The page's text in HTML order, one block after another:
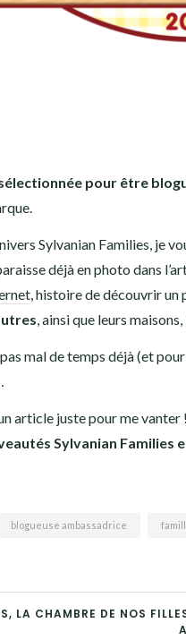
sélectionnée pour être
Sylvanian Families, je
déjà en photo dans
, histoire de découvrir un
, ainsi que leurs
mal de temps déjà (et
article juste pour me
Sylvanian
blogueuse ambassadrice
LA CHAMBRE DE NOS